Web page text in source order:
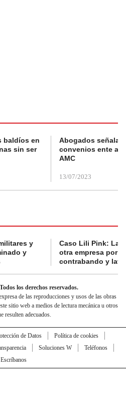
baldíos en
sin ser
Abogados
convenios ente
AMC
13/07/2023
y
y
Caso Lili Pink: La
otra empresa por
contrabando y
los derechos reservados.
de las reproducciones y usos de las obras
sitio web a medios de lectura mecánica u otros
resulten adecuados.
de Datos
Política de cookies
Soluciones W
Teléfonos
Escríbanos